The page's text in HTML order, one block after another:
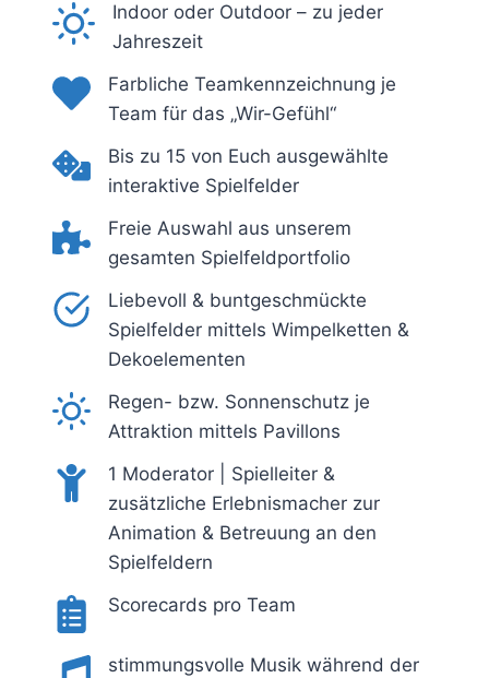
Indoor oder Outdoor – zu jeder
Jahreszeit
Farbliche Teamkennzeichnung je
Team für das „Wir-Gefühl“
Bis zu 15 von Euch ausgewählte
interaktive Spielfelder
Freie Auswahl aus unserem
gesamten Spielfeldportfolio
Liebevoll & buntgeschmückte
Spielfelder mittels Wimpelketten &
Dekoelementen
Regen- bzw. Sonnenschutz je
Attraktion mittels Pavillons
1 Moderator | Spielleiter &
zusätzliche Erlebnismacher zur
Animation & Betreuung an den
Spielfeldern
Scorecards pro Team
stimmungsvolle Musik während der